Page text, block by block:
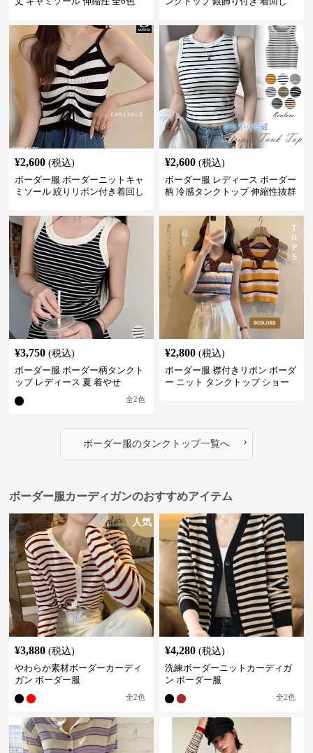
¥2,600 (税込)
ボーダー服 ボーダーニットキャ
ミソール 絞りリボン付き着回し
¥2,600 (税込)
ボーダー服 レディース ボーダー
柄 冷感タンクトップ 伸縮性抜群
¥3,750 (税込)
ボーダー服 ボーダー柄タンクト
ップ レディース 夏 着やせ
全2色
¥2,800 (税込)
ボーダー服 襟付きリボン ボーダ
ー ニット タンクトップ ショー
ボーダー服のタンクトップ一覧へ ›
ボーダー服カーディガンのおすすめアイテム
人気
¥3,880 (税込)
やわらか素材ボーダーカーディ
ガン ボーダー服
全2色
¥4,280 (税込)
洗練ボーダーニットカーディガ
ン ボーダー服
全2色